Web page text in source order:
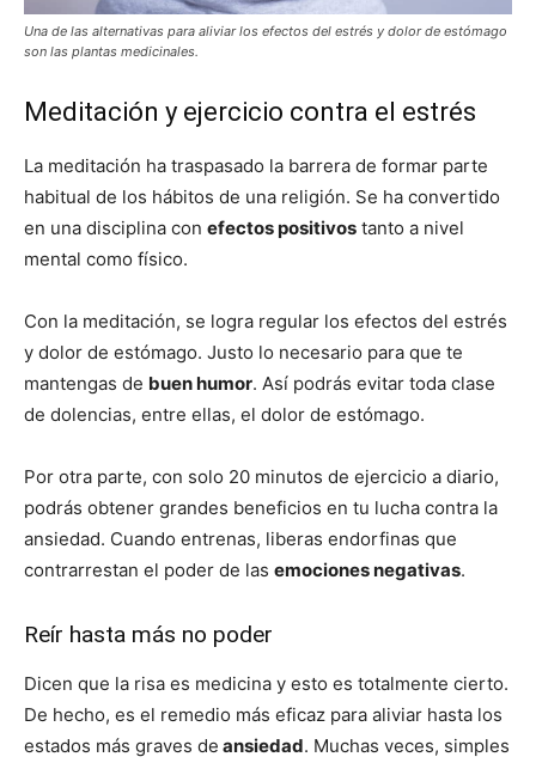
Una de las alternativas para aliviar los efectos del estrés y dolor de estómago
son las plantas medicinales.
Meditación y ejercicio contra el estrés
La meditación ha traspasado la barrera de formar parte
habitual de los hábitos de una religión. Se ha convertido
en una disciplina con efectos positivos tanto a nivel
mental como físico.
Con la meditación, se logra regular los efectos del estrés
y dolor de estómago. Justo lo necesario para que te
mantengas de buen humor. Así podrás evitar toda clase
de dolencias, entre ellas, el dolor de estómago.
Por otra parte, con solo 20 minutos de ejercicio a diario,
podrás obtener grandes beneficios en tu lucha contra la
ansiedad. Cuando entrenas, liberas endorfinas que
contrarrestan el poder de las emociones negativas.
Reír hasta más no poder
Dicen que la risa es medicina y esto es totalmente cierto.
De hecho, es el remedio más eficaz para aliviar hasta los
estados más graves de ansiedad. Muchas veces, simples